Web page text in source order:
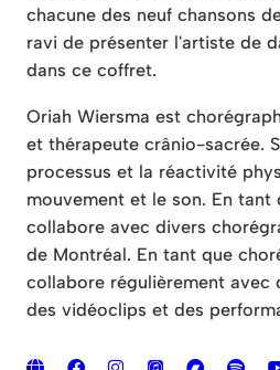
chacune des neuf chansons
ravi de présenter l'artiste de
dans ce coffret.
Oriah Wiersma est
et thérapeute crânio-sacrée.
processus et la réactivité
mouvement et le son. En tant
collabore avec divers
de Montréal. En tant que
collabore régulièrement avec
des vidéoclips et des